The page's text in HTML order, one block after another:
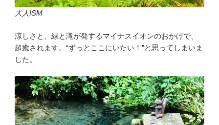
大人ISM
涼しさと、緑と滝が発するマイナスイオンのおかげで、
超癒されます。“ずっとここにいたい！”と思ってしまいま
した。